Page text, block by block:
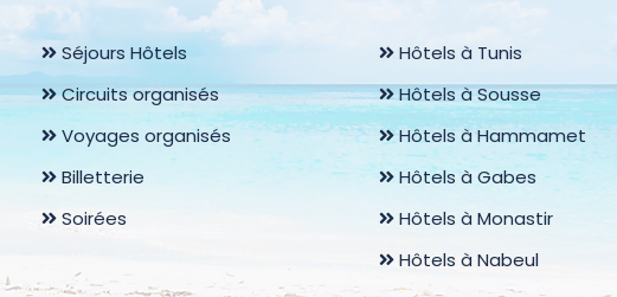
Séjours Hôtels
Circuits organisés
Voyages organisés
Billetterie
Soirées
Hôtels à Tunis
Hôtels à Sousse
Hôtels à Hammamet
Hôtels à Gabes
Hôtels à Monastir
Hôtels à Nabeul